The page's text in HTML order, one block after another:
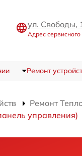
ул. Свободы,
Адрес
Ремонт
Ремонт
управления)